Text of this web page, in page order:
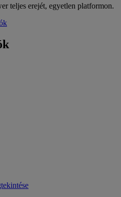
teljes erejét, egyetlen platformon.